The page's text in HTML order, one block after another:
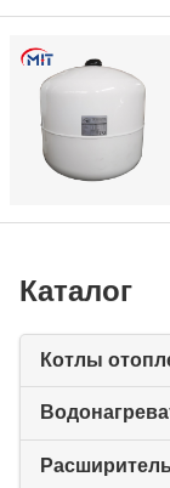
Каталог
Котлы